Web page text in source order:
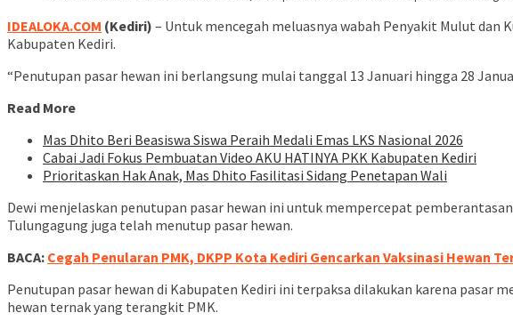
IDEALOKA.COM (Kediri) – Untuk mencegah meluasnya wabah Penyakit Mulut dan
Kabupaten Kediri.
“Penutupan pasar hewan ini berlangsung mulai tanggal 13 Januari hingga 28
Read More
Mas Dhito Beri Beasiswa Siswa Peraih Medali Emas LKS Nasional 2026
Cabai Jadi Fokus Pembuatan Video AKU HATINYA PKK Kabupaten Kediri
Prioritaskan Hak Anak, Mas Dhito Fasilitasi Sidang Penetapan Wali
Dewi menjelaskan penutupan pasar hewan ini untuk mempercepat
Tulungagung juga telah menutup pasar hewan.
BACA: Cegah Penularan PMK, DKPP Kota Kediri Gencarkan Vaksinasi Hewan
Penutupan pasar hewan di Kabupaten Kediri ini terpaksa dilakukan karena
hewan ternak yang terangkit PMK.